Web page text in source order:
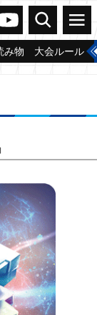
ァンガードch
検索 メニュー
み物 大会ルール